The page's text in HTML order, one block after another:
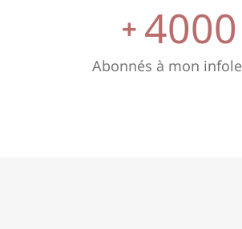
4000
Abonnés à mon